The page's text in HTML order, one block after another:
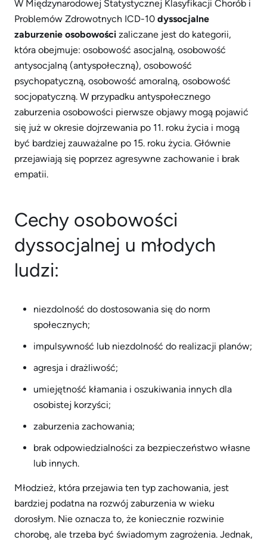
W Międzynarodowej Statystycznej Klasyfikacji Chorób i
Problemów Zdrowotnych ICD-10 dyssocjalne
zaburzenie osobowości zaliczane jest do kategorii,
która obejmuje: osobowość asocjalną, osobowość
antysocjalną (antyspołeczną), osobowość
psychopatyczną, osobowość amoralną, osobowość
socjopatyczną. W przypadku antyspołecznego
zaburzenia osobowości pierwsze objawy mogą pojawić
się już w okresie dojrzewania po 11. roku życia i mogą
być bardziej zauważalne po 15. roku życia. Głównie
przejawiają się poprzez agresywne zachowanie i brak
empatii.
Cechy osobowości
dyssocjalnej u młodych
ludzi:
niezdolność do dostosowania się do norm
społecznych;
impulsywność lub niezdolność do realizacji planów;
agresja i drażliwość;
umiejętność kłamania i oszukiwania innych dla
osobistej korzyści;
zaburzenia zachowania;
brak odpowiedzialności za bezpieczeństwo własne
lub innych.
Młodzież, która przejawia ten typ zachowania, jest
bardziej podatna na rozwój zaburzenia w wieku
dorosłym. Nie oznacza to, że koniecznie rozwinie
chorobę, ale trzeba być świadomym zagrożenia. Jednak,